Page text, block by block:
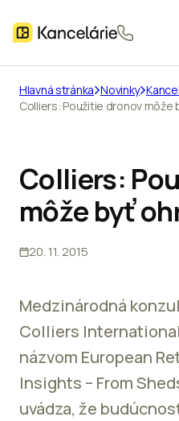
Hlavná stránka Novinky
Colliers: Použitie dronov môže
Colliers:
môže byť
20. 11. 2015
Medzinárodná
Colliers
názvom European
Insights – From
uvádza, že